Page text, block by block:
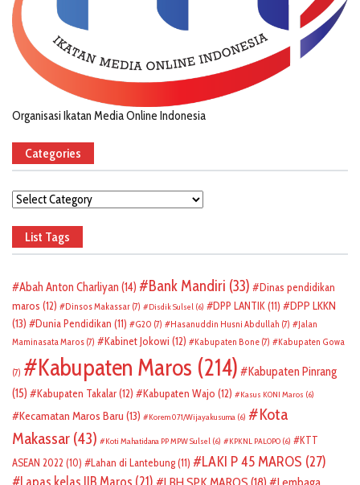
Organisasi Ikatan Media Online Indonesia
Categories
Categories
List Tags
Abah Anton Charliyan (14) Bank Mandiri (33)
Dinas pendidikan
maros (12) Dinsos Makassar (7) Disdik Sulsel (6) DPP LANTIK(11)
DPP LKKN
(13)
Dunia Pendidikan (11) G20 (7) Hasanuddin Husni Abdullah (7)
Jalan
Maminasata Maros (7) Kabinet Jokowi (12) Kabupaten Bone (7) Kabupaten Gowa
(7) Kabupaten Maros (214)
Kabupaten Pinrang
(15)
Kabupaten Takalar(12) Kabupaten Wajo (12) Kasus KONI Maros (6)
Kecamatan Maros Baru (13) Korem 071/Wijayakusuma (6)
Kota
Makassar (43) Koti Mahatidana PP MPW Sulsel (6) KPKNL PALOPO (6)
KTT
ASEAN 2022 (10) Lahan di Lantebung(11) LAKI P 45 MAROS (27)